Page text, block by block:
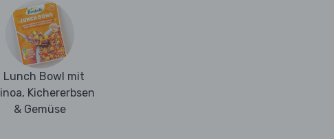
Lunch Bowl mit
Kichererbsen
& Gemüse